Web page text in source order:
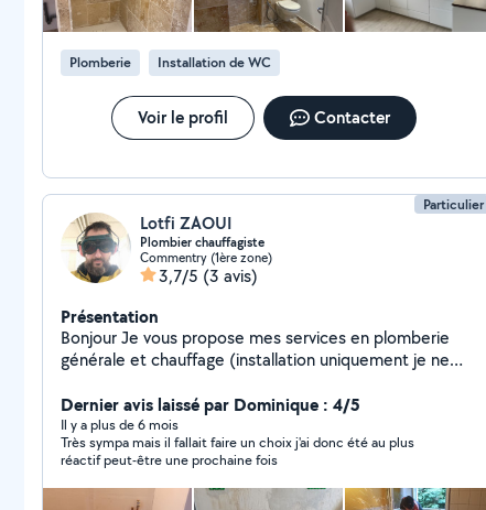
que Jawad devait amener ont ete rendues au magasin; il a
essayé de recuperer le remboursement (en liquide mais ça je
ne le savais pas)avec mon accord et ma confiance encore,
mais ça n’a pas marché, heureusement.... 1 pied de meuble
cassé, finitions non faites.....Aucun regret, aucun desir de faire
bien; je recois une belle facture et une menace. Les 2 photos
après reagreage, et il n’y a pas que ça. ce genre de choses ne
devrait pas exister.
Plomberie Installation de WC
Voir le profil Contacter
Particulier
Lotfi ZAOUI
Plombier chauffagiste
Commentry (1ère zone)
3,7/5 (3 avis)
Présentation
Bonjour Je vous propose mes services en plomberie
générale et chauffage (installation uniquement je ne
cuivre * Façonnage acier * Brasure cuivre * Soudure
acier. Dépannage, réparation fuites, débouchage wc...
N'hésitez pas à me contacter pour plus de
renseignements. Cordialement.
Dernier avis laissé par Dominique : 4/5
Il y a plus de 6 mois
Très sympa mais il fallait faire un choix j'ai donc été au plus
réactif peut-être une prochaine fois